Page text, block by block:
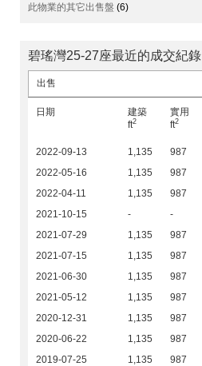
此物業的其它出售盤 (6)
碧瑤灣25-27座最近的成交紀錄
出售
日期
建築
ft2
實用
ft2
2022-09-13 1,135 987
2022-05-16
1,135 987
2022-04-11
1,135 987
2021-10-15
- -
2021-07-29
1,135 987
2021-07-15
1,135 987
2021-06-30
1,135 987
2021-05-12
1,135 987
2020-12-31
1,135 987
2020-06-22
1,135 987
2019-07-25
1,135 987